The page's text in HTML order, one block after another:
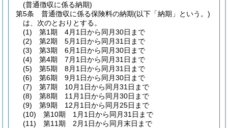
(普通徴収に係る納期)
第5条
普通徴収に係る保険料の納期(以下「納期」という。)
は、次のとおりとする。
(1)
第1期 4月1日から同月30日まで
(2)
第2期 5月1日から同月31日まで
(3)
第3期 6月1日から同月30日まで
(4)
第4期 7月1日から同月31日まで
(5)
第5期 8月1日から同月31日まで
(6)
第6期 9月1日から同月30日まで
(7)
第7期 10月1日から同月31日まで
(8)
第8期 11月1日から同月30日まで
(9)
第9期 12月1日から同月25日まで
(10)
第10期 1月1日から同月31日まで
(11)
第11期 2月1日から同月末日まで